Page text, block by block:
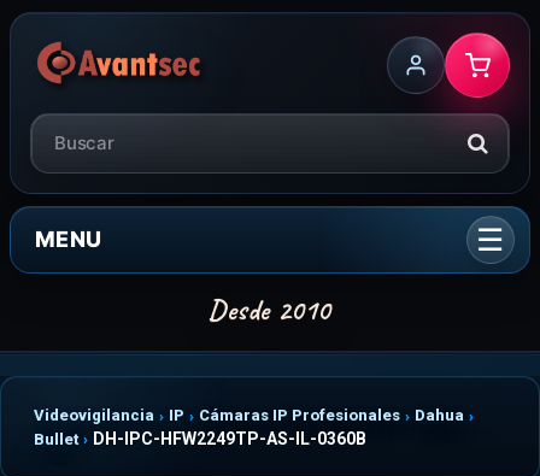
MENU
Videovigilancia IP Cámaras IP Profesionales
Dahua
Bullet
DH-IPC-HFW2249TP-AS-IL-0360B